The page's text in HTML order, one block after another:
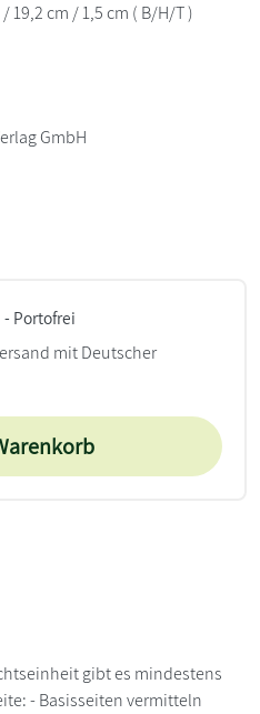
19,2 cm / 1,5 cm ( B/H/T )
GmbH
- Portofrei
mit Deutscher
gibt es mindestens
- Basisseiten vermitteln